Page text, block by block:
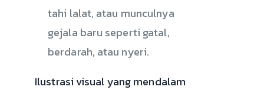
tahi lalat, atau munculnya
gejala baru seperti gatal,
berdarah, atau nyeri.
Ilustrasi visual yang mendalam